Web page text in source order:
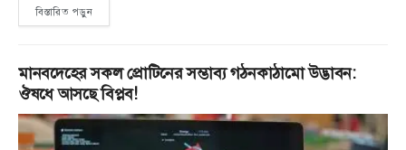
বিস্তারিত পড়ুন
মানবদেহের সকল প্রোটিনের সম্ভাব্য গঠনকাঠামো উদ্ভাবন:
ঔষধে আসছে বিপ্লব!